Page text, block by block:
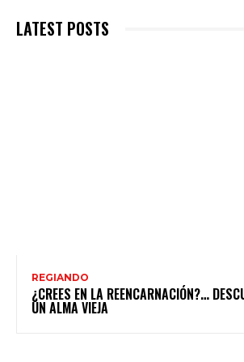
LATEST POSTS
REGIANDO
¿CREES EN LA REENCARNACIÓN?…
UN ALMA VIEJA